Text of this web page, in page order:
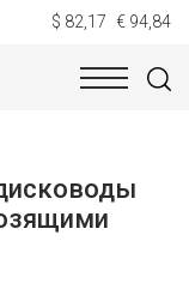
$ 82,17 € 94,84